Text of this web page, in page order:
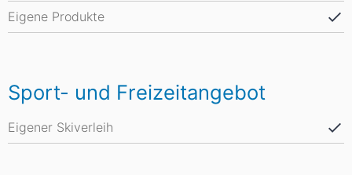
Eigene Produkte
Sport- und Freizeitangebot
Eigener Skiverleih